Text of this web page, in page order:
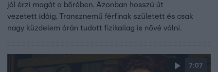
jól érzi magát a bőrében. Azonban hosszú út
vezetett idáig. Transznemű férfinak született és csak
nagy küzdelem árán tudott fizikailag is nővé válni.
7:07